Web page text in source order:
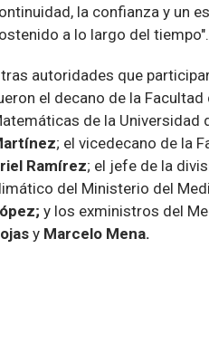
la confianza y un
a lo largo del tiempo".
autoridades que
el decano de la Facultad
de la Universidad
; el vicedecano de la
Ramírez; el jefe de la
del Ministerio del
y los exministros del
y Marcelo Mena.